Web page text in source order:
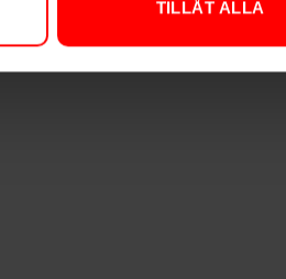
TILLÅT ALLA